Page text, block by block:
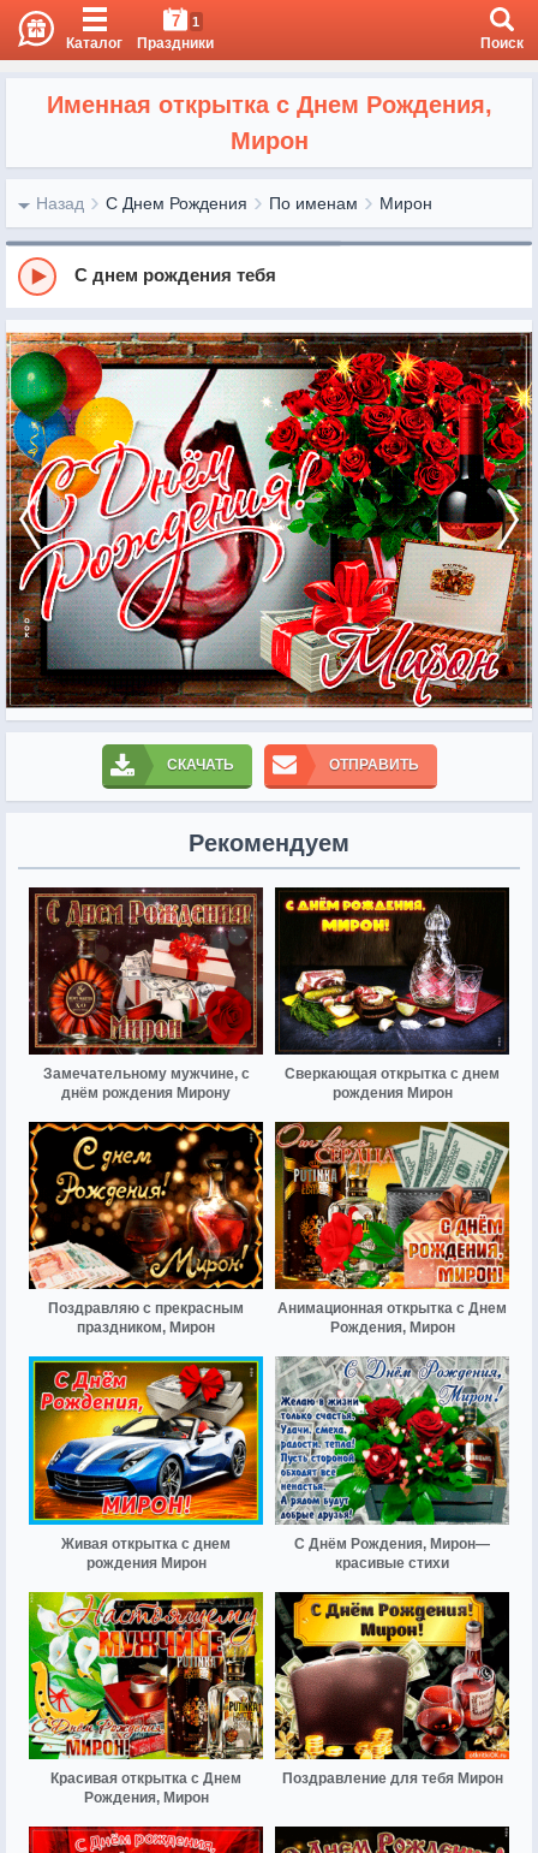
Каталог
7 1
Праздники Поиск
Именная открытка с Днем Рождения,
Мирон
Назад С Днем Рождения По именам Мирон
С днем рождения тебя
СКАЧАТЬ ОТПРАВИТЬ
Рекомендуем
Замечательному мужчине, с
днём рождения Мирону
Сверкающая открытка с днем
рождения Мирон
Поздравляю с прекрасным
праздником, Мирон
Анимационная открытка с Днем
Рождения, Мирон
Живая открытка с днем
рождения Мирон
С Днём Рождения, Мирон—
красивые стихи
Красивая открытка с Днем
Рождения, Мирон
Поздравление для тебя Мирон